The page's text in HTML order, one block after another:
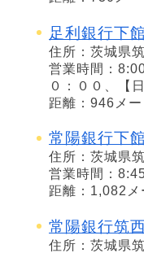
足利銀行下
住所：茨城県
営業時間：
０：００、【
距離：946メ
常陽銀行下
住所：茨城県
営業時間：
距離：1,082メ
常陽銀行筑
住所：茨城県